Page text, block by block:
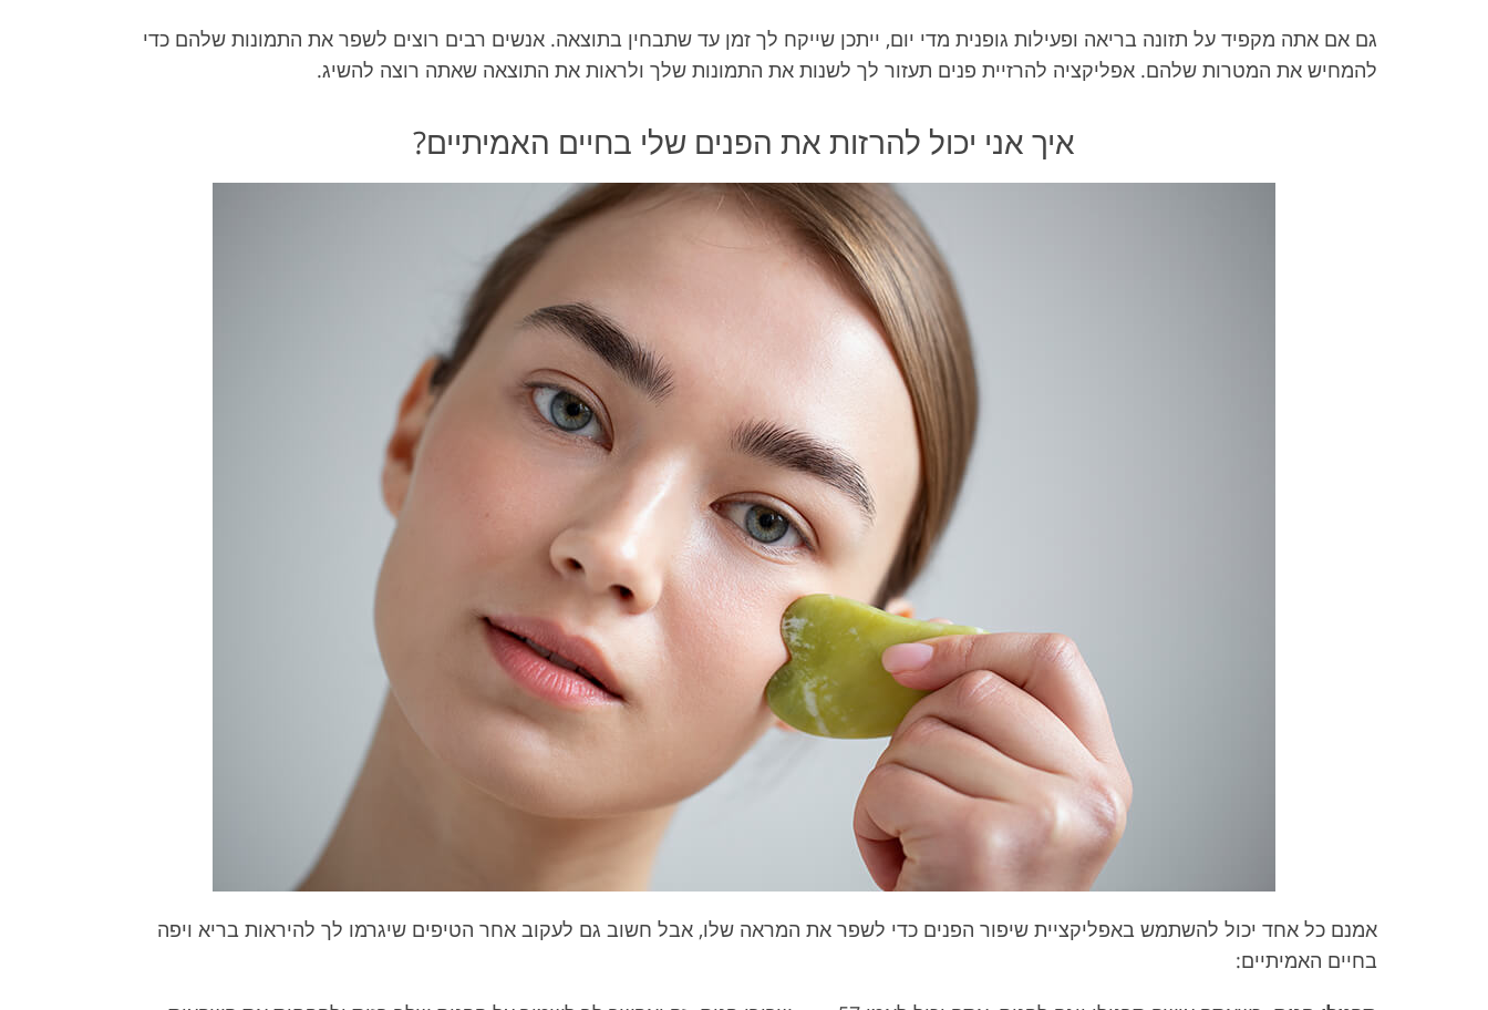
גם אם אתה מקפיד על תזונה בריאה ופעילות גופנית מדי יום, ייתכן שייקח לך זמן עד שתבחין בתוצאה. אנשים רבים רוצים לשפר את התמונות שלהם כדי
להמחיש את המטרות שלהם. אפליקציה להרזיית פנים תעזור לך לשנות את התמונות שלך ולראות את התוצאה שאתה רוצה להשיג.
איך אני יכול להרזות את הפנים שלי בחיים האמיתיים?
אמנם כל אחד יכול להשתמש באפליקציית שיפור הפנים כדי לשפר את המראה שלו, אבל חשוב גם לעקוב אחר הטיפים שיגרמו לך להיראות בריא ויפה
בחיים האמיתיים: